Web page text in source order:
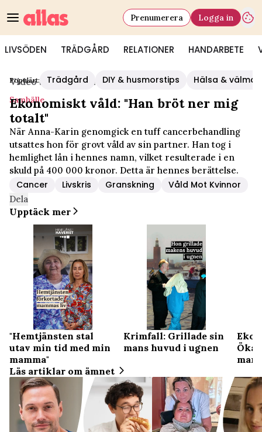
LIVSÖDEN TRÄDGÅRD RELATIONER HANDARBETE
Prenumerera Logga in
Populärt: Trädgård DIY & husmorstips Hälsa &
Video Start/Samhälle
Samhälle
Ekonomiskt våld: "Han bröt ner mig
totalt"
När Anna-Karin genomgick en tuff cancerbehandling
utsattes hon för grovt våld av sin partner. Han tog i
hemlighet lån i hennes namn, vilket resulterade i en
skuld på 400 000 kronor. Detta är hennes berättelse.
Cancer Livskris Granskning Våld Mot Kvinnor
Dela
Upptäck mer
"Hemtjänsten stal
utav min tid med min
mamma"
Krimfall: Grillade sin
mans huvud i ugnen
Läs artiklar om ämnet